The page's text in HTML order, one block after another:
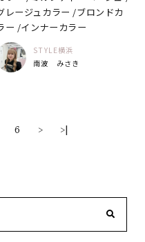
レージュカラー /ブロンドカ
ー /インナーカラー
STYLE横浜
南波 みさき
6 > >|